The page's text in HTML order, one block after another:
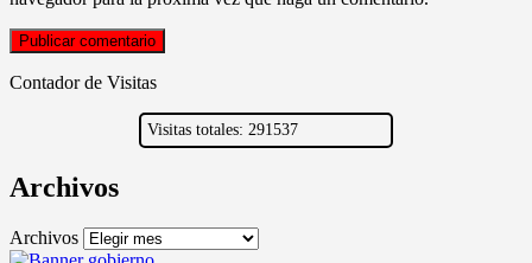
Contador de Visitas
Visitas totales: 291537
Archivos
Archivos